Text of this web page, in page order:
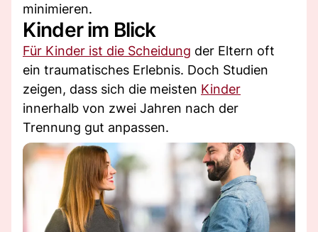
minimieren.
Kinder im Blick
Für Kinder ist die Scheidung der Eltern oft
ein traumatisches Erlebnis. Doch Studien
zeigen, dass sich die meisten Kinder
innerhalb von zwei Jahren nach der
Trennung gut anpassen.